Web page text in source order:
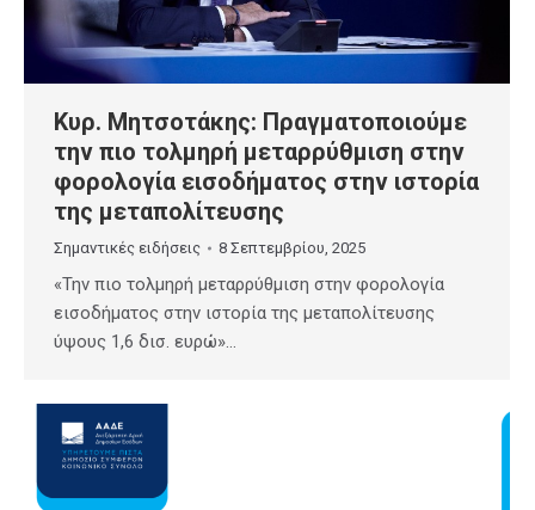
Κυρ. Μητσοτάκης: Πραγματοποιούμε
την πιο τολμηρή μεταρρύθμιση στην
φορολογία εισοδήματος στην ιστορία
της μεταπολίτευσης
Σημαντικές ειδήσεις 8 Σεπτεμβρίου, 2025
«Την πιο τολμηρή μεταρρύθμιση στην φορολογία
εισοδήματος στην ιστορία της μεταπολίτευσης
ύψους 1,6 δισ. ευρώ»…